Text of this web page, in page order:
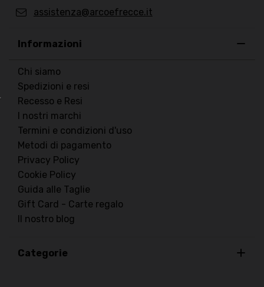
assistenza@arcoefrecce.it
Informazioni
Chi siamo
Spedizioni e resi
Recesso e Resi
I nostri marchi
Termini e condizioni d'uso
Metodi di pagamento
Privacy Policy
Cookie Policy
Guida alle Taglie
Gift Card - Carte regalo
Il nostro blog
Categorie